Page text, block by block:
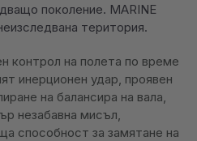
поколение. MARINE
територия.
контрол на полета по време
инерционен удар, проявен
на балансира на вала,
незабавна мисъл,
способност за замятане на